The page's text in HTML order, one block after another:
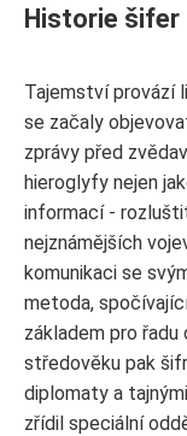
Historie šifer
Tajemství provází
se začaly
zprávy před
hieroglyfy nejen
informací -
nejznámějších
komunikaci se
metoda,
základem pro
středověku pak
diplomaty a
zřídil speciální